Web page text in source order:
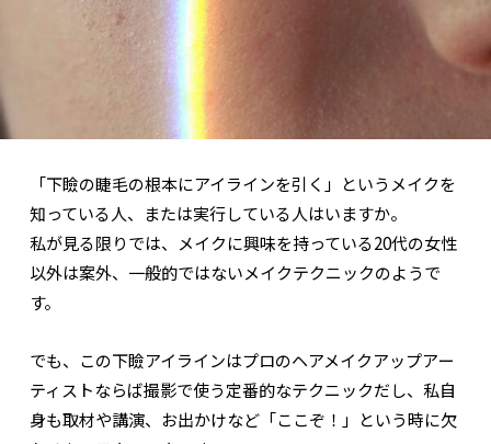
「下瞼の睫毛の根本にアイラインを引く」というメイクを
知っている人、または実行している人はいますか。
私が見る限りでは、メイクに興味を持っている20代の女性
以外は案外、一般的ではないメイクテクニックのようで
す。
でも、この下瞼アイラインはプロのヘアメイクアップアー
ティストならば撮影で使う定番的なテクニックだし、私自
身も取材や講演、お出かけなど「ここぞ！」という時に欠